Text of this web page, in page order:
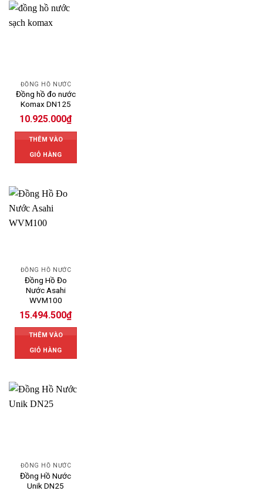
ĐỒNG HỒ NƯỚC
Đồng hồ đo nước
Komax DN125
10.925.000₫
THÊM VÀO
GIỎ HÀNG
ĐỒNG HỒ NƯỚC
Đồng Hồ Đo
Nước Asahi
WVM100
15.494.500₫
THÊM VÀO
GIỎ HÀNG
ĐỒNG HỒ NƯỚC
Đồng Hồ Nước
Unik DN25